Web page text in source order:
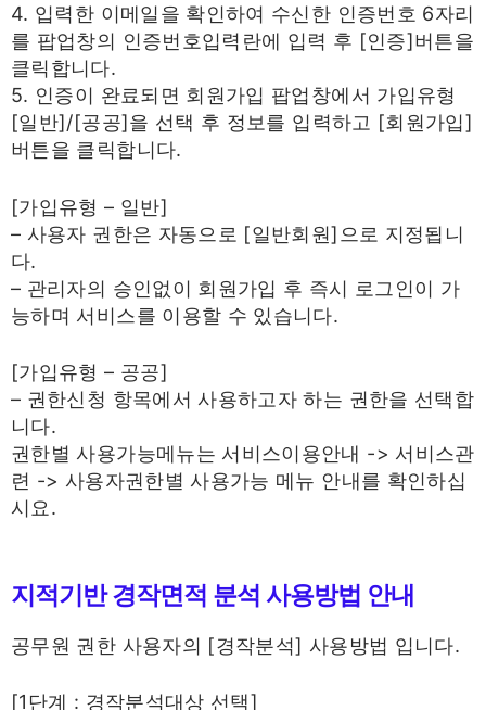
4. 입력한 이메일을 확인하여 수신한 인증번호 6자리
를 팝업창의 인증번호입력란에 입력 후 [인증]버튼을
클릭합니다.
5. 인증이 완료되면 회원가입 팝업창에서 가입유형
[일반]/[공공]을 선택 후 정보를 입력하고 [회원가입]
버튼을 클릭합니다.
[가입유형 – 일반]
– 사용자 권한은 자동으로 [일반회원]으로 지정됩니
다.
– 관리자의 승인없이 회원가입 후 즉시 로그인이 가
능하며 서비스를 이용할 수 있습니다.
[가입유형 – 공공]
– 권한신청 항목에서 사용하고자 하는 권한을 선택합
니다.
권한별 사용가능메뉴는 서비스이용안내 -> 서비스관
련 -> 사용자권한별 사용가능 메뉴 안내를 확인하십
시요.
지적기반 경작면적 분석 사용방법 안내
공무원 권한 사용자의 [경작분석] 사용방법 입니다.
[1단계 : 경작분석대상 선택]